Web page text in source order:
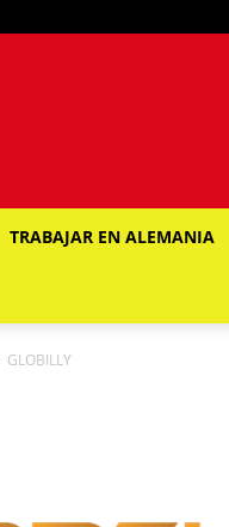
TRABAJAR EN ALEMANIA
GLOBILLY